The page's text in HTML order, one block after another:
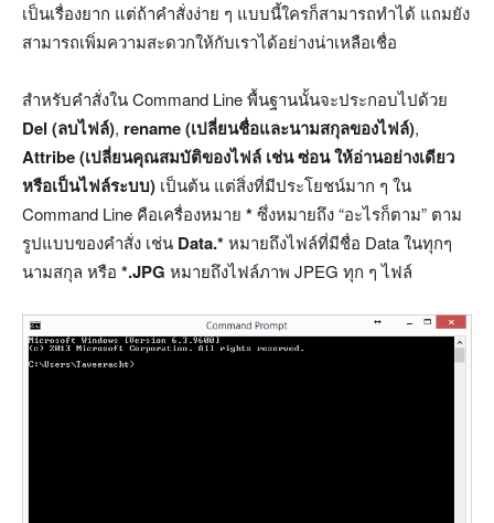
เป็นเรื่องยาก แต่ถ้าคำสั่งง่าย ๆ แบบนี้ใครก็สามารถทำได้ แถมยัง
สามารถเพิ่มความสะดวกให้กับเราได้อย่างน่าเหลือเชื่อ
สำหรับคำสั่งใน Command Line พื้นฐานนั้นจะประกอบไปด้วย
Del (ลบไฟล์), rename (เปลี่ยนชื่อและนามสกุลของไฟล์),
Attribe (เปลี่ยนคุณสมบัติของไฟล์ เช่น ซ่อน ให้อ่านอย่างเดียว
หรือเป็นไฟล์ระบบ) เป็นต้น แต่สิ่งที่มีประโยชน์มาก ๆ ใน
Command Line คือเครื่องหมาย *ซึ่งหมายถึง “อะไรก็ตาม” ตาม
รูปแบบของคำสั่ง เช่น Data.*หมายถึงไฟล์ที่มีชื่อ Data ในทุกๆ
นามสกุล หรือ *.JPG หมายถึงไฟล์ภาพ JPEG ทุก ๆ ไฟล์